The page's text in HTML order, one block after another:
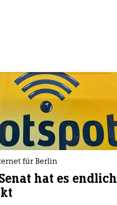
für Berlin
hat es endlich